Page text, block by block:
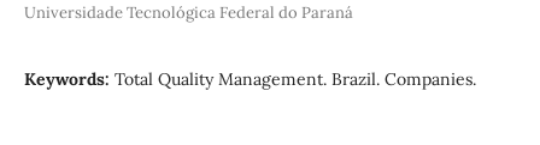
Universidade Tecnológica Federal do Paraná
Keywords: Total Quality Management. Brazil. Companies.